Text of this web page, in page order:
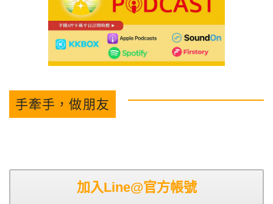
手牽手，做朋友
加入Line@官方帳號